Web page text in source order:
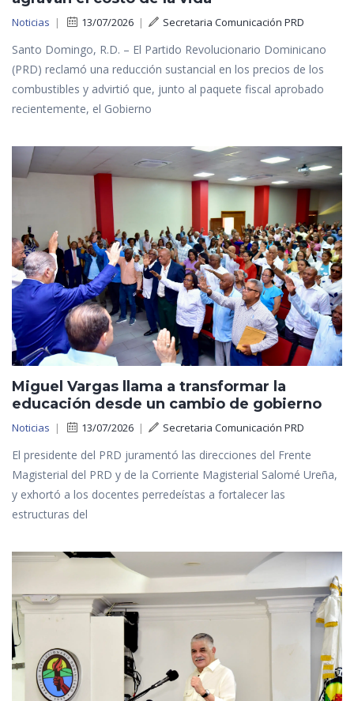
Noticias | 13/07/2026 | Secretaria Comunicación PRD
Santo Domingo, R.D. – El Partido Revolucionario Dominicano
(PRD) reclamó una reducción sustancial en los precios de los
combustibles y advirtió que, junto al paquete fiscal aprobado
recientemente, el Gobierno
Miguel Vargas llama a transformar la
educación desde un cambio de gobierno
Noticias | 13/07/2026 | Secretaria Comunicación PRD
El presidente del PRD juramentó las direcciones del Frente
Magisterial del PRD y de la Corriente Magisterial Salomé Ureña,
y exhortó a los docentes perredeístas a fortalecer las
estructuras del